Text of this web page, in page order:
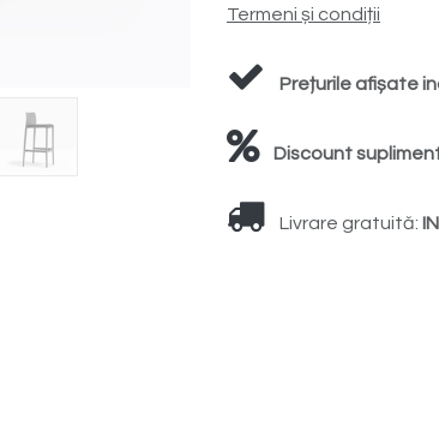
Termeni și condiții
Prețurile afișate
Discount
Livrare gratuită: